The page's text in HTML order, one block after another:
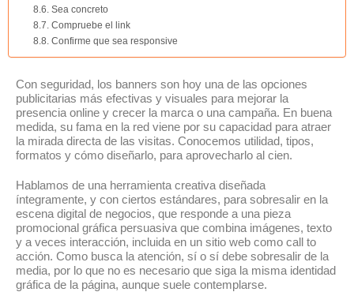
Sea concreto
Compruebe el link
Confirme que sea responsive
Con seguridad, los banners son hoy una de las opciones
publicitarias más efectivas y visuales para mejorar la
presencia online y crecer la marca o una campaña. En buena
medida, su fama en la red viene por su capacidad para atraer
la mirada directa de las visitas. Conocemos utilidad, tipos,
formatos y cómo diseñarlo, para aprovecharlo al cien.
Hablamos de una herramienta creativa diseñada
íntegramente, y con ciertos estándares, para sobresalir en la
escena digital de negocios, que responde a una pieza
promocional gráfica persuasiva que combina imágenes, texto
y a veces interacción, incluida en un sitio web como call to
acción. Como busca la atención, sí o sí debe sobresalir de la
media, por lo que no es necesario que siga la misma identidad
gráfica de la página, aunque suele contemplarse.